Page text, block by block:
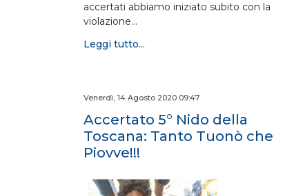
accertati abbiamo iniziato subito con la
violazione…
Leggi tutto...
Venerdì, 14 Agosto 2020 09:47
Accertato 5° Nido della
Toscana: Tanto Tuonò che
Piovve!!!